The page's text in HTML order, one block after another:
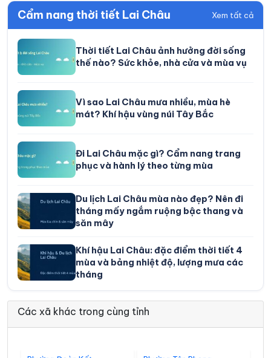
Cẩm nang thời tiết Lai Châu Xem tất cả
Thời tiết Lai Châu ảnh hưởng đời sống
thế nào? Sức khỏe, nhà cửa và mùa vụ
Vì sao Lai Châu mưa nhiều, mùa hè
mát? Khí hậu vùng núi Tây Bắc
Đi Lai Châu mặc gì? Cẩm nang trang
phục và hành lý theo từng mùa
Du lịch Lai Châu mùa nào đẹp? Nên đi
tháng mấy ngắm ruộng bậc thang và
săn mây
Khí hậu Lai Châu: đặc điểm thời tiết 4
mùa và bảng nhiệt độ, lượng mưa các
tháng
Các xã khác trong cùng tỉnh